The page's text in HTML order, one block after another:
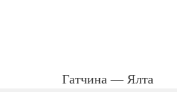
Гатчина — Ялта